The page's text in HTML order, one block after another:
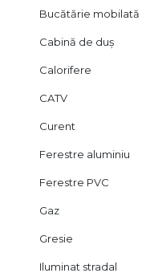
Bucătărie mobilată
Cabină de duș
Calorifere
CATV
Curent
Ferestre aluminiu
Ferestre PVC
Gaz
Gresie
Iluminat stradal